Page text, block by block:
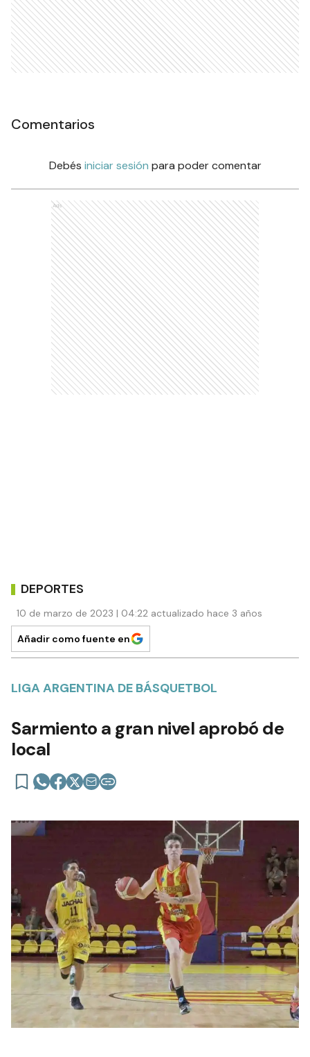
Comentarios
Debés iniciar sesión para poder comentar
Ads
DEPORTES
10 de marzo de 2023 | 04:22 actualizado hace 3 años
Añadir como fuente en
LIGA ARGENTINA DE BÁSQUETBOL
Sarmiento a gran nivel aprobó de
local